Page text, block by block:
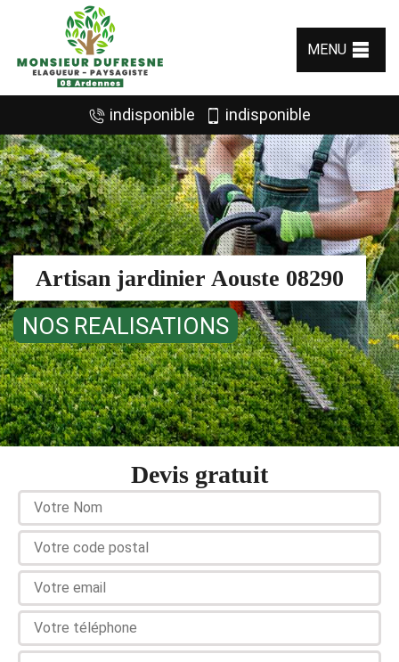
MENU
indisponible indisponible
Artisan jardinier Aouste 08290
NOS REALISATIONS
Devis gratuit